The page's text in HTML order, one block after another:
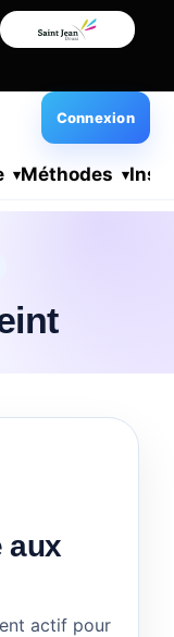
Méthodes
Connexion
aux
actif pour